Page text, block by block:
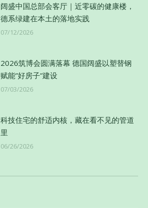
阔盛中国总部会客厅｜近零碳的健康楼，
德系绿建在本土的落地实践
07/12/2026
2026筑博会圆满落幕 德国阔盛以塑替钢
赋能”好房子”建设
07/03/2026
科技住宅的舒适内核，藏在看不见的管道
里
06/26/2026